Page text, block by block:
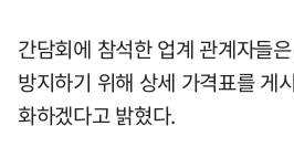
간담회에 참석한 업계 관계자들
방지하기 위해 상세 가격표를 게
화하겠다고 밝혔다.